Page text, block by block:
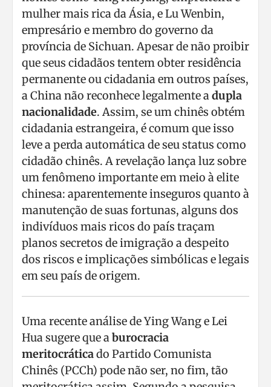
mulher mais rica da Ásia, e Lu Wenbin,
empresário e membro do governo da
província de Sichuan. Apesar de não proibir
que seus cidadãos tentem obter residência
permanente ou cidadania em outros países,
a China não reconhece legalmente adupla
nacionalidade. Assim, se um chinês obtém
cidadania estrangeira, é comum que isso
leve a perda automática de seu status como
cidadão chinês. A revelação lança luz sobre
um fenômeno importante em meio à elite
chinesa: aparentemente inseguros quanto à
manutenção de suas fortunas, alguns dos
indivíduos mais ricos do país traçam
planos secretos de imigração a despeito
dos riscos e implicações simbólicas e legais
em seu país de origem.
Uma recente análise de Ying Wang e Lei
Hua sugere que aburocracia
meritocráticado Partido Comunista
Chinês (PCCh) pode não ser, no fim, tão